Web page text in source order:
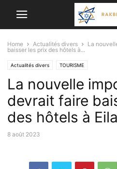
Home Actualités divers
La
baisser les prix des hôtels à...
Actualités divers TOURISME
La nouvelle
devrait faire
des hôtels à
8 août 2023